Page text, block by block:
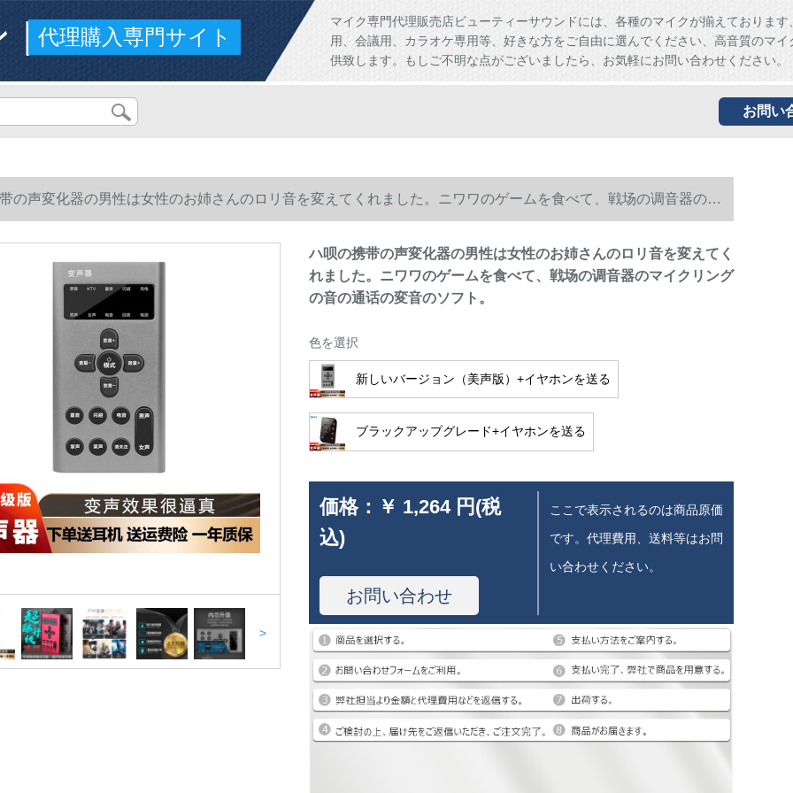
ド代理購入専門サイト
マイク専門代理販売店ビューティーサウンドには、各種のマイクが揃えております
用、会議用、カラオケ専用等、好きな方をご自由に選んでください、高音質のマイ
供致します。もしご不明な点がございましたら、お気軽にお問い合わせください。
お問い
の声変化器の男性は女性のお姉さんのロリ音を変えてくれました。ニワワのゲームを食べて、戦场の调音器のマ
音の通话の変音のソフト。
>
ハ呗の携带の声変化器の男性は女性のお姉さんのロリ音を変えてく
れました。ニワワのゲームを食べて、戦场の调音器のマイクリング
の音の通话の変音のソフト。
色を選択
新しいバージョン（美声版）+イヤホンを送る
ブラックアップグレード+イヤホンを送る
価格： ￥ 1,264 円(税
込)
お問い合わせ
ここで表示されるのは商品原価
です。代理費用、送料等はお問
い合わせください。